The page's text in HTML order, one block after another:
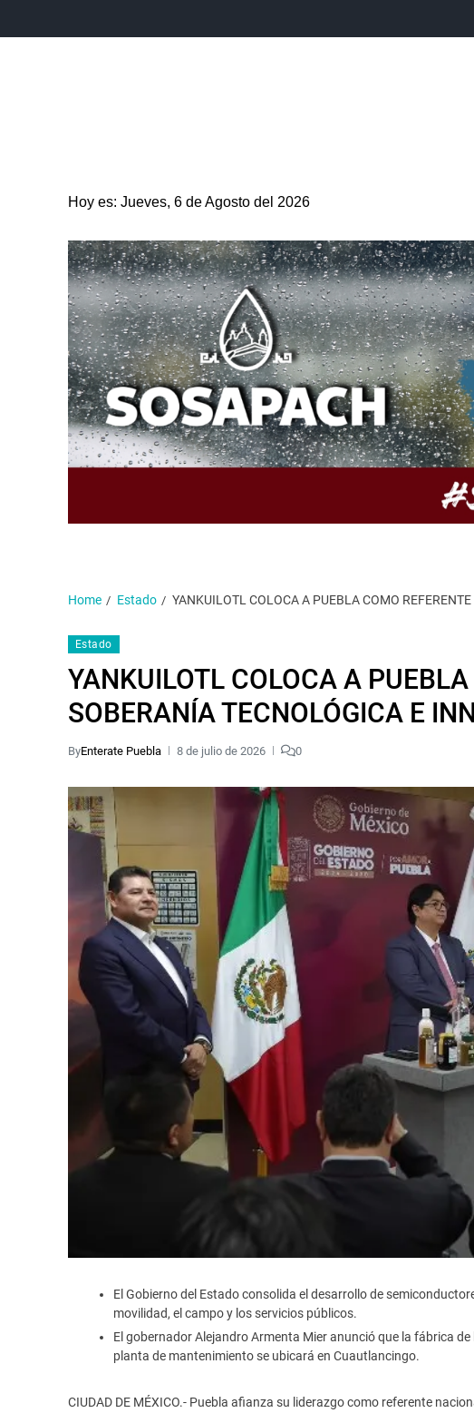
ENTRETENIMIENTO SALUD DEPORTES CIENCIA Y
Hoy es: Jueves, 6 de Agosto del 2026
Home Estado YANKUILOTL COLOCA A PUEBLA COMO
Estado
YANKUILOTL COLOCA A
SOBERANÍA TECNOLÓGICA E
ByEnterate Puebla 8 de julio de 2026 0
El Gobierno del Estado consolida el desarrollo de
movilidad, el campo y los servicios públicos.
El gobernador Alejandro Armenta Mier anunció que la fábrica
planta de mantenimiento se ubicará en Cuautlancingo.
CIUDAD DE MÉXICO.- Puebla afianza su liderazgo como referente